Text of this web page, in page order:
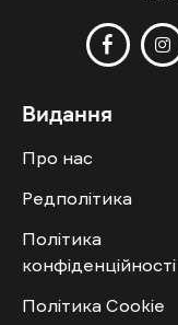
Видання
Про нас
Редполітика
Політика
конфіденційності
Політика Cookie